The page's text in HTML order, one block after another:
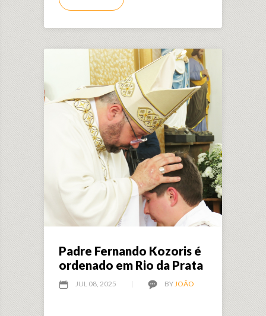
Padre Fernando Kozoris é
ordenado em Rio da Prata
JUL 08, 2025 BY JOÃO